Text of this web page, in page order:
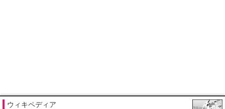
ウィキペディア